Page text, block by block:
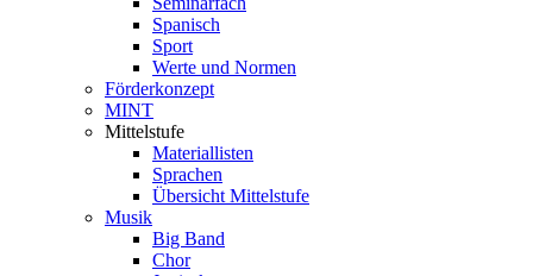
Spanisch
Sport
Werte und Normen
Förderkonzept
MINT
Mittelstufe
Materiallisten
Sprachen
Übersicht Mittelstufe
Musik
Big Band
Chor